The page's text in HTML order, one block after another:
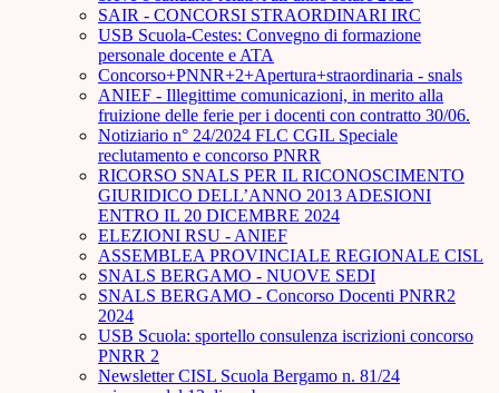
SAIR - CONCORSI STRAORDINARI IRC
USB Scuola-Cestes: Convegno di formazione
personale docente e ATA
Concorso+PNNR+2+Apertura+straordinaria - snals
ANIEF - Illegittime comunicazioni, in merito alla
fruizione delle ferie per i docenti con contratto 30/06.
Notiziario n° 24/2024 FLC CGIL Speciale
reclutamento e concorso PNRR
RICORSO SNALS PER IL RICONOSCIMENTO
GIURIDICO DELL’ANNO 2013 ADESIONI
ENTRO IL 20 DICEMBRE 2024
ELEZIONI RSU - ANIEF
ASSEMBLEA PROVINCIALE REGIONALE CISL
SNALS BERGAMO - NUOVE SEDI
SNALS BERGAMO - Concorso Docenti PNRR2
2024
USB Scuola: sportello consulenza iscrizioni concorso
PNRR 2
Newsletter CISL Scuola Bergamo n. 81/24